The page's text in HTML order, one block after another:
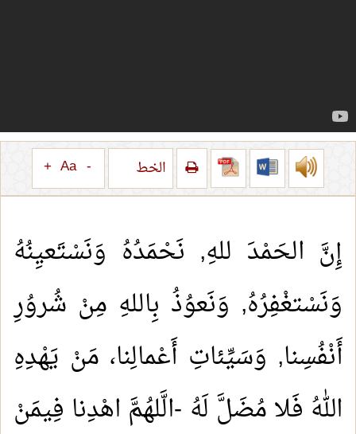
الخط -
Aa
+
إِنَّ الحَمْدَ للهِ, نَحْمَدُهُ وَنَسْتَعيِنُهُ
وَنَسْتغْفِرُهُ, وَنَعوُذُ بِاللهِ مِنْ شُروُرِ
أَنْفُسِنا, وَسَيِّئاتِ أَعْمالِنا، مَنْ يَهْدِهِ
اللهُ فَلا مُضَلَّ لَهُ -الَّلهُمَّ اهْدِنا فِيمَنْ